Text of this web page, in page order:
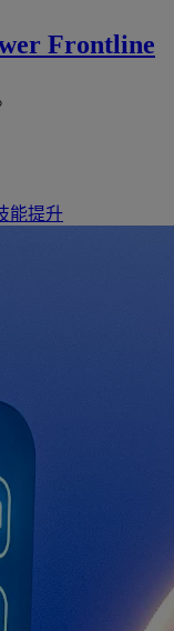
Frontline
能提升